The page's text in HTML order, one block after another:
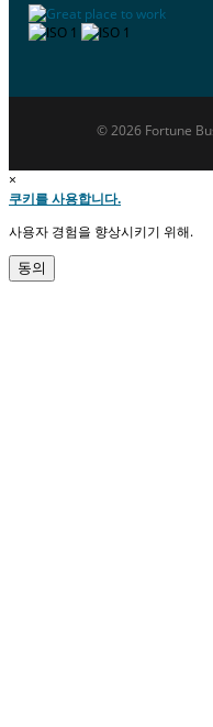
© 2026 Fortune
×
쿠키를 사용합니다.
사용자 경험을 향상시키기 위해.
동의